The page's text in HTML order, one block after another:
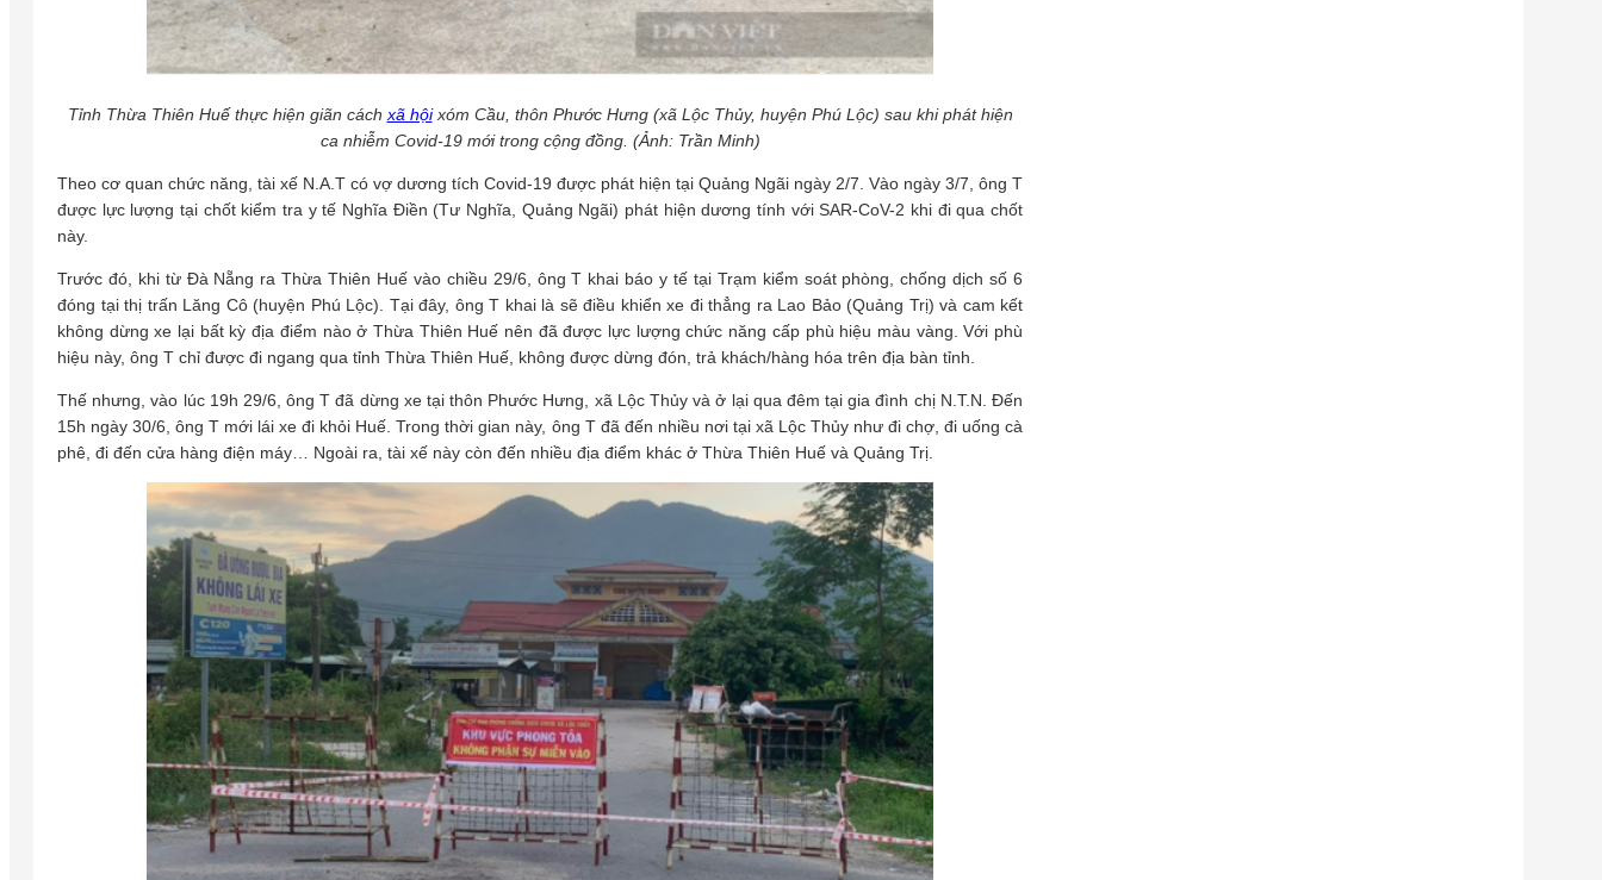
Tỉnh Thừa Thiên Huế thực hiện giãn cáchxã hộixóm Cầu, thôn Phước Hưng (xã Lộc Thủy, huyện Phú Lộc) sau khi phát hiện
ca nhiễm Covid-19 mới trong cộng đồng. (Ảnh: Trần Minh)
Theo cơ quan chức năng, tài xế N.A.T có vợ dương tích Covid-19 được phát hiện tại Quảng Ngãi ngày 2/7. Vào ngày 3/7, ông T
được lực lượng tại chốt kiểm tra y tế Nghĩa Điền (Tư Nghĩa, Quảng Ngãi) phát hiện dương tính với SAR-CoV-2 khi đi qua chốt
này.
Trước đó, khi từ Đà Nẵng ra Thừa Thiên Huế vào chiều 29/6, ông T khai báo y tế tại Trạm kiểm soát phòng, chống dịch số 6
đóng tại thị trấn Lăng Cô (huyện Phú Lộc). Tại đây, ông T khai là sẽ điều khiển xe đi thẳng ra Lao Bảo (Quảng Trị) và cam kết
không dừng xe lại bất kỳ địa điểm nào ở Thừa Thiên Huế nên đã được lực lượng chức năng cấp phù hiệu màu vàng. Với phù
hiệu này, ông T chỉ được đi ngang qua tỉnh Thừa Thiên Huế, không được dừng đón, trả khách/hàng hóa trên địa bàn tỉnh.
Thế nhưng, vào lúc 19h 29/6, ông T đã dừng xe tại thôn Phước Hưng, xã Lộc Thủy và ở lại qua đêm tại gia đình chị N.T.N. Đến
15h ngày 30/6, ông T mới lái xe đi khỏi Huế. Trong thời gian này, ông T đã đến nhiều nơi tại xã Lộc Thủy như đi chợ, đi uống cà
phê, đi đến cửa hàng điện máy… Ngoài ra, tài xế này còn đến nhiều địa điểm khác ở Thừa Thiên Huế và Quảng Trị.